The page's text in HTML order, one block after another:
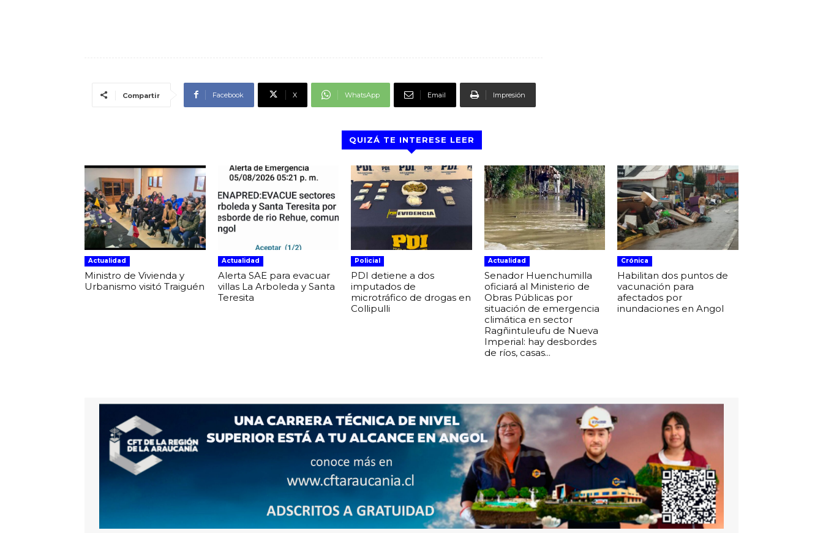
Compartir Facebook X WhatsApp Email Impresión
QUIZÁ TE INTERESE LEER
Actualidad
Ministro de Vivienda y
Urbanismo visitó Traiguén
Actualidad
Alerta SAE para evacuar
villas La Arboleda y Santa
Teresita
Policial
PDI detiene a dos
imputados de
microtráfico de drogas en
Collipulli
Actualidad
Senador Huenchumilla
oficiará al Ministerio de
Obras Públicas por
situación de emergencia
climática en sector
Ragñintuleufu de Nueva
Imperial: hay desbordes
de ríos, casas...
Crónica
Habilitan dos puntos de
vacunación para
afectados por
inundaciones en Angol